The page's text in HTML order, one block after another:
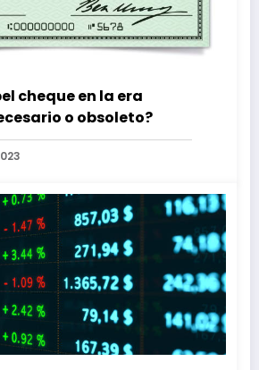
cheque en la era
o obsoleto?